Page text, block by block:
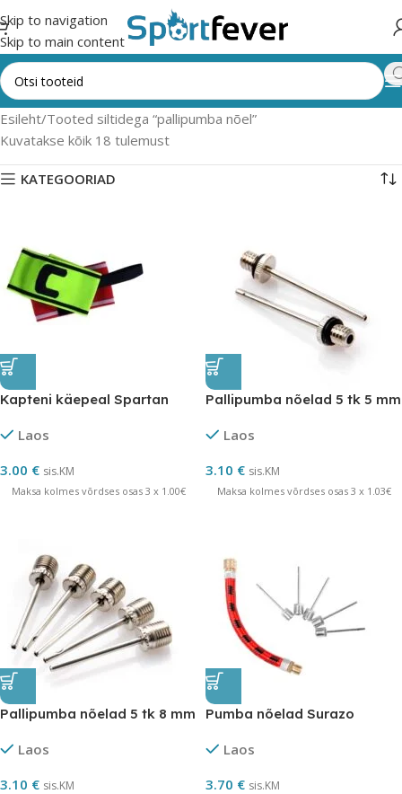
Skip to navigation
Skip to main content
Esileht Tooted siltidega “pallipumba nõel”
Kuvatakse kõik 18 tulemust
KATEGOORIAD
Kapteni käepeal Spartan
Laos
3.00 € sis.KM
Maksa kolmes võrdses osas 3 x 1.00€
Pallipumba nõelad 5 tk 5 mm
Laos
3.10 € sis.KM
Maksa kolmes võrdses osas 3 x 1.03€
Pallipumba nõelad 5 tk 8 mm
Laos
3.10 € sis.KM
Pumba nõelad Surazo
Laos
3.70 € sis.KM